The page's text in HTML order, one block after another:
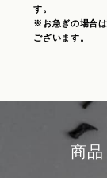
す。
※お急ぎの場合
ございます。
商